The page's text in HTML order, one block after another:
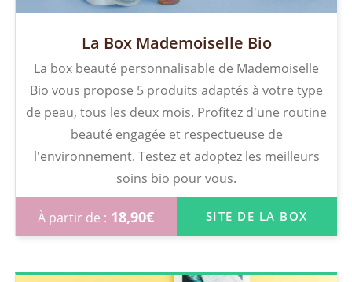
La Box Mademoiselle Bio
La box beauté personnalisable de Mademoiselle
Bio vous propose 5 produits adaptés à votre type
de peau, tous les deux mois. Profitez d'une routine
beauté engagée et respectueuse de
l'environnement. Testez et adoptez les meilleurs
soins bio pour vous.
18,90€ SITE DE LA BOX